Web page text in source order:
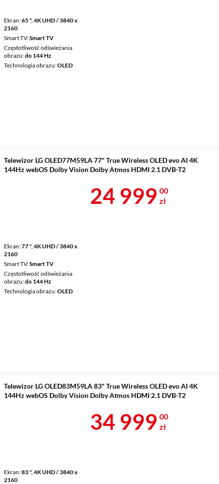
Ekran 65 ", 4K UHD / 3840 x
2160
Smart TV Smart TV
Częstotliwość odświeżania
obrazu do 144 Hz
Technologia obrazu OLED
Telewizor LG OLED77M59LA 77" True Wireless OLED evo AI 4K
144Hz webOS Dolby Vision Dolby Atmos HDMI 2.1 DVB-T2
Ekran 77 ", 4K UHD / 3840 x
2160
Smart TV Smart TV
Częstotliwość odświeżania
obrazu do 144 Hz
Technologia obrazu OLED
Cena 24 999
24 999 00
zł
Telewizor LG OLED83M59LA 83" True Wireless OLED evo AI 4K
144Hz webOS Dolby Vision Dolby Atmos HDMI 2.1 DVB-T2
Ekran 83 ", 4K UHD / 3840 x
2160
Cena 34 999
34 999 00
zł